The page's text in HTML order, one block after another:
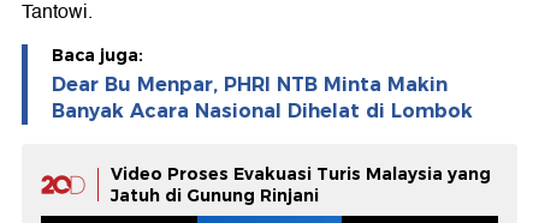
Tantowi.
Baca juga:
Dear Bu Menpar, PHRI NTB Minta Makin
Banyak Acara Nasional Dihelat di Lombok
Video Proses Evakuasi Turis Malaysia yang
Jatuh di Gunung Rinjani